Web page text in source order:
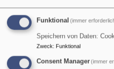
Funktional (immer
Speichern von Daten:
Zweck: Funktional
Consent Manager(immer